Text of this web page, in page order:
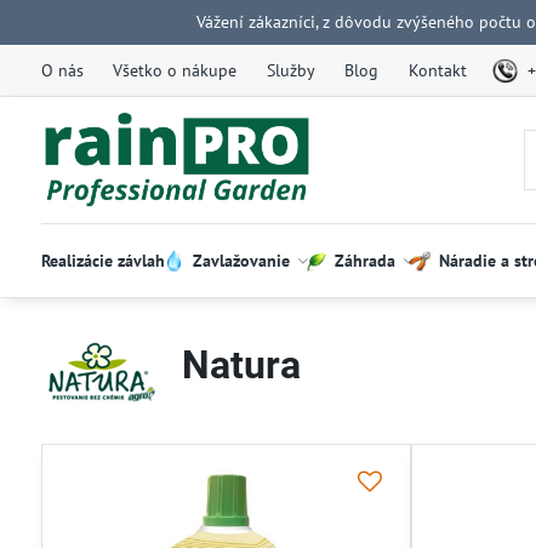
Vážení zákazníci, z dôvodu zvýšeného
O nás Všetko o nákupe Služby Blog Kontakt
Realizácie závlah Zavlažovanie Záhrada Náradie a
Natura